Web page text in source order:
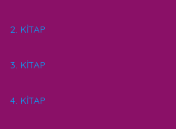
2. KİTAP
3. KİTAP
4. KİTAP